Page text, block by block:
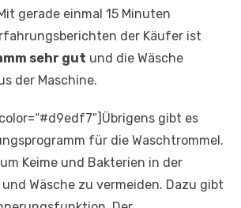
gerade einmal 15 Minuten
der Käufer ist
sehr gut und die Wäsche
der Maschine.
gibt es
für die Waschtrommel.
Keime und Bakterien in der
Wäsche zu vermeiden. Dazu gibt